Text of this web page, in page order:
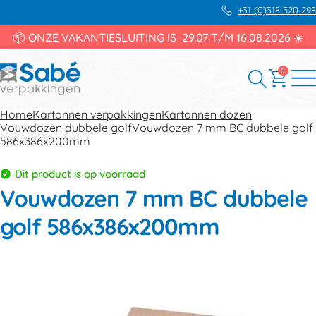
+31 (0)318 520 298
📦 ONZE VAKANTIESLUITING IS 29.07 T/M 16.08.2026 ☀️
0
HomeKartonnen verpakkingenKartonnen dozen
Vouwdozen dubbele golfVouwdozen 7 mm BC dubbele golf
586x386x200mm
Dit product is op voorraad
Vouwdozen 7 mm BC dubbele
golf 586x386x200mm